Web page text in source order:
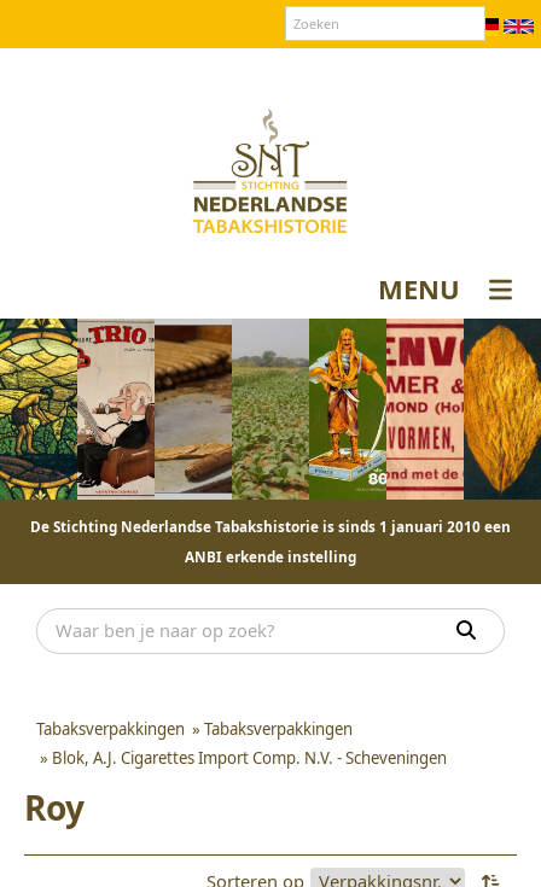
MENU
De Stichting Nederlandse Tabakshistorie is sinds 1 januari 2010 een
ANBI erkende instelling
Tabaksverpakkingen » Tabaksverpakkingen
» Blok, A.J. Cigarettes Import Comp. N.V. - Scheveningen
Roy
Sorteren op